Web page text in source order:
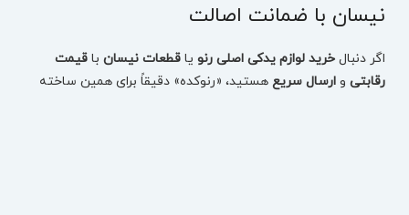
نیسان با ضمانت اصالت
اگر دنبالخرید لوازم یدکی اصلی رنو یاقطعات نیسان باقیمت
رقابتی وارسال سریع هستید، «رنوکده» دقیقاً برای همین ساخته